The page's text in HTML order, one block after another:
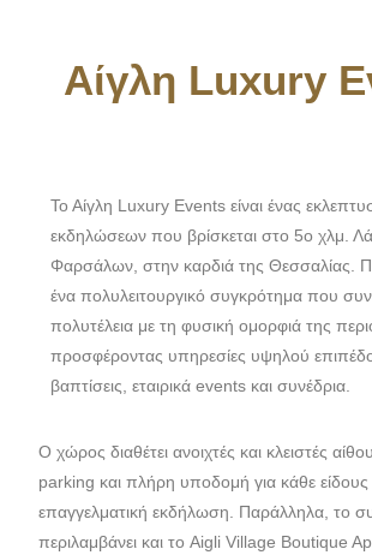
Αίγλη Luxury
Το Αίγλη Luxury Events είναι ένας
εκδηλώσεων που βρίσκεται στο 5ο χλμ.
Φαρσάλων, στην καρδιά της Θεσσαλίας.
ένα πολυλειτουργικό συγκρότημα που
πολυτέλεια με τη φυσική ομορφιά της
προσφέροντας υπηρεσίες υψηλού
βαπτίσεις, εταιρικά events και συνέδρια.
Ο χώρος διαθέτει ανοιχτές και κλειστές
parking και πλήρη υποδομή για κάθε είδους
επαγγελματική εκδήλωση. Παράλληλα, το
περιλαμβάνει και το Aigli Village Boutique